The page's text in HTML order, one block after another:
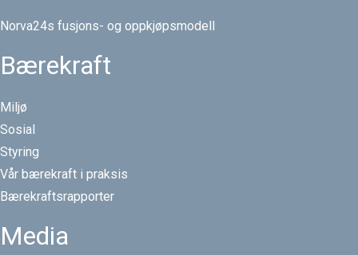
Norva24s fusjons- og oppkjøpsmodell
Bærekraft
Miljø
Sosial
Styring
Vår bærekraft i praksis
Bærekraftsrapporter
Media